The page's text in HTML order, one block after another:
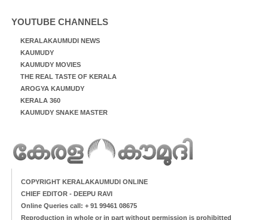
YOUTUBE CHANNELS
KERALAKAUMUDI NEWS
KAUMUDY
KAUMUDY MOVIES
THE REAL TASTE OF KERALA
AROGYA KAUMUDY
KERALA 360
KAUMUDY SNAKE MASTER
COPYRIGHT KERALAKAUMUDI ONLINE
CHIEF EDITOR - DEEPU RAVI
Online Queries call: + 91 99461 08675
Reproduction in whole or in part without permission is prohibitted